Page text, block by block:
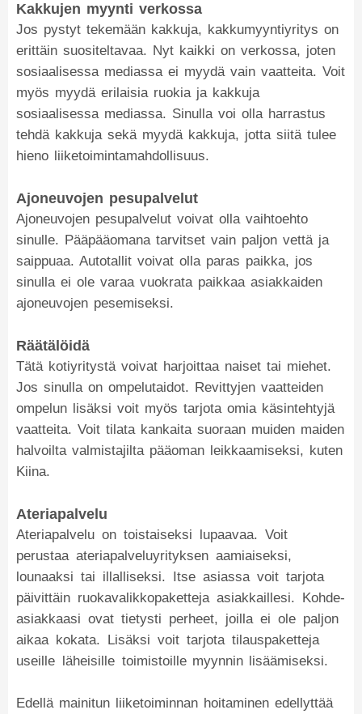
Kakkujen myynti verkossa
Jos pystyt tekemään kakkuja, kakkumyyntiyritys on
erittäin suositeltavaa. Nyt kaikki on verkossa, joten
sosiaalisessa mediassa ei myydä vain vaatteita. Voit
myös myydä erilaisia ruokia ja kakkuja
sosiaalisessa mediassa. Sinulla voi olla harrastus
tehdä kakkuja sekä myydä kakkuja, jotta siitä tulee
hieno liiketoimintamahdollisuus.
Ajoneuvojen pesupalvelut
Ajoneuvojen pesupalvelut voivat olla vaihtoehto
sinulle. Pääpääomana tarvitset vain paljon vettä ja
saippuaa. Autotallit voivat olla paras paikka, jos
sinulla ei ole varaa vuokrata paikkaa asiakkaiden
ajoneuvojen pesemiseksi.
Räätälöidä
Tätä kotiyritystä voivat harjoittaa naiset tai miehet.
Jos sinulla on ompelutaidot. Revittyjen vaatteiden
ompelun lisäksi voit myös tarjota omia käsintehtyjä
vaatteita. Voit tilata kankaita suoraan muiden maiden
halvoilta valmistajilta pääoman leikkaamiseksi, kuten
Kiina.
Ateriapalvelu
Ateriapalvelu on toistaiseksi lupaavaa. Voit
perustaa ateriapalveluyrityksen aamiaiseksi,
lounaaksi tai illalliseksi. Itse asiassa voit tarjota
päivittäin ruokavalikkopaketteja asiakkaillesi. Kohde-
asiakkaasi ovat tietysti perheet, joilla ei ole paljon
aikaa kokata. Lisäksi voit tarjota tilauspaketteja
useille läheisille toimistoille myynnin lisäämiseksi.
Edellä mainitun liiketoiminnan hoitaminen edellyttää